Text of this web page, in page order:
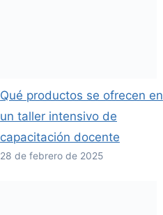
Qué productos se ofrecen en
un taller intensivo de
capacitación docente
28 de febrero de 2025